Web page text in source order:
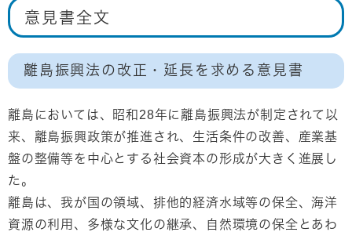
意見書全文
離島振興法の改正・延長を求める意見書
離島においては、昭和28年に離島振興法が制定されて以
来、離島振興政策が推進され、生活条件の改善、産業基
盤の整備等を中心とする社会資本の形成が大きく進展し
た。
離島は、我が国の領域、排他的経済水域等の保全、海洋
資源の利用、多様な文化の継承、自然環境の保全とあわ